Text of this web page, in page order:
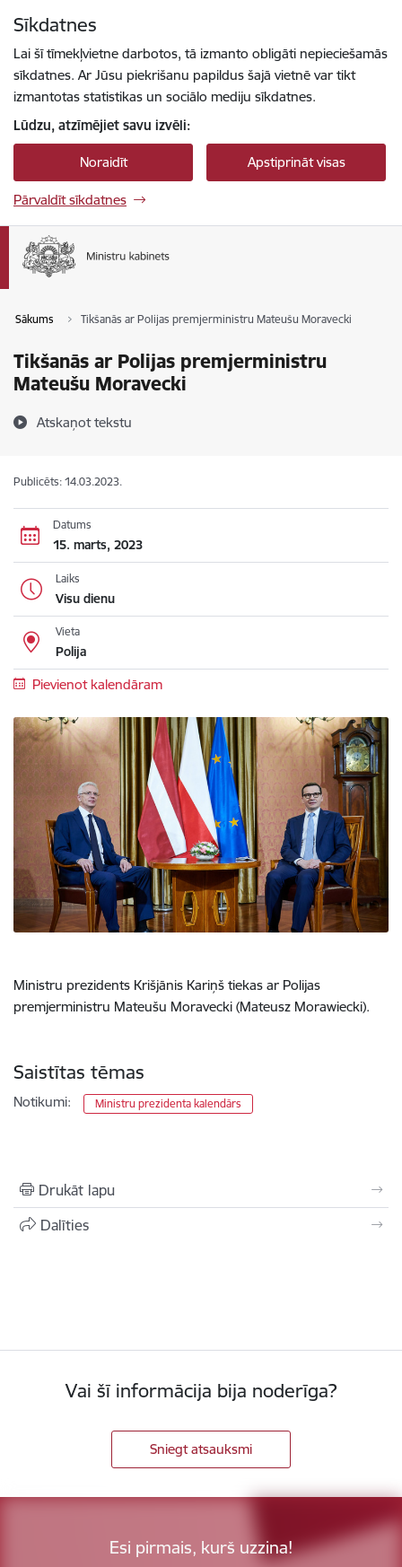
Sīkdatnes
Lai šī tīmekļvietne darbotos, tā izmanto obligāti nepieciešamās
sīkdatnes. Ar Jūsu piekrišanu papildus šajā vietnē var tikt
izmantotas statistikas un sociālo mediju sīkdatnes.
Lūdzu, atzīmējiet savu izvēli:
Noraidīt Apstiprināt visas
Pārvaldīt sīkdatnes
Sākums Tikšanās ar Polijas premjerministru Mateušu Moravecki
Tikšanās ar Polijas premjerministru
Mateušu Moravecki
Atskaņot tekstu
Publicēts: 14.03.2023.
Datums
15. marts, 2023
Laiks
Visu dienu
Vieta
Polija
Pievienot kalendāram
Ministru prezidents Krišjānis Kariņš tiekas ar Polijas
premjerministru Mateušu Moravecki (Mateusz Morawiecki).
Saistītas tēmas
Notikumi: Ministru prezidenta kalendārs
Drukāt lapu
Dalīties
Vai šī informācija bija noderīga?
Sniegt atsauksmi
Esi pirmais, kurš uzzina!